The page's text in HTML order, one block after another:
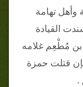
وأهل تهامة
القيادة
بن مُطْعِم غلامه
قتلت حمزة
.